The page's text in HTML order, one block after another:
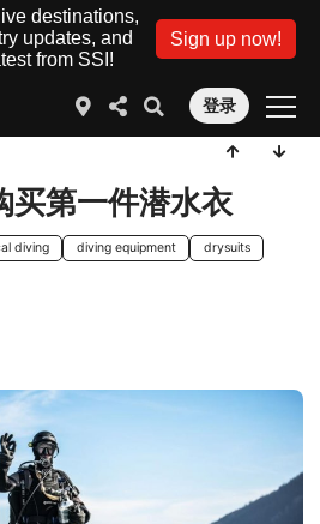
destinations,
updates, and
from SSI!
Sign up now!
登录
第一件潜水衣
diving diving equipment
drysuits